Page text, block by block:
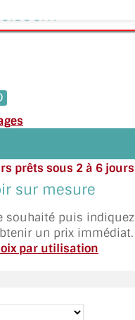
prêts sous 2 à 6
moyenne
Besoin
un SMS au 06 79 92
sur mesure
souhaité puis
un prix immédiat.
par utilisation